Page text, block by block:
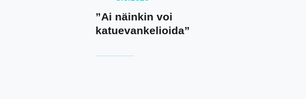
”Ai näinkin voi
katuevankelioida”